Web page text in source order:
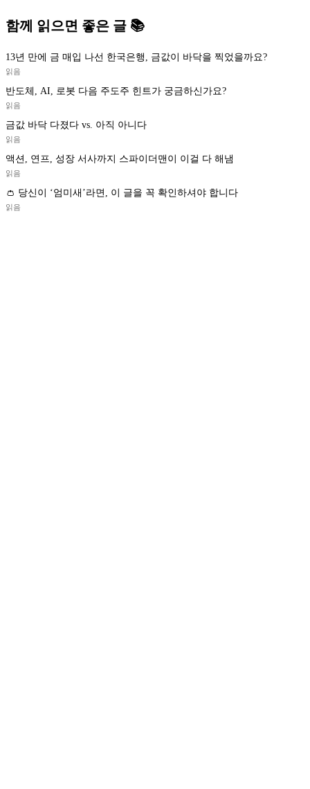
함께 읽으면 좋은 글 📚
13년 만에 금 매입 나선 한국은행, 금값이 바닥을 찍었을까요?
읽음
반도체, AI, 로봇 다음 주도주 힌트가 궁금하신가요?
읽음
금값 바닥 다졌다 vs. 아직 아니다
읽음
액션, 연프, 성장 서사까지 스파이더맨이 이걸 다 해냄
읽음
👛 당신이 ‘엄미새’라면, 이 글을 꼭 확인하셔야 합니다
읽음